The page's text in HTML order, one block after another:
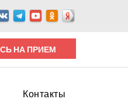
ОНЛАЙН ЗАПИСЬ НА ПРИЕМ
Контакты